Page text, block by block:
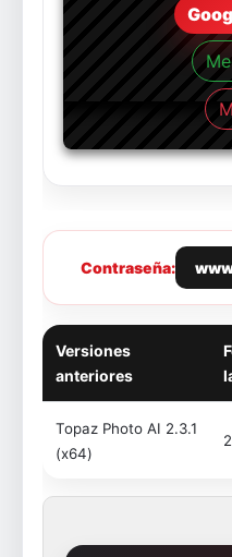
Contraseña:
Versiones
anteriores
Topaz Photo AI 2.3.1
(x64)